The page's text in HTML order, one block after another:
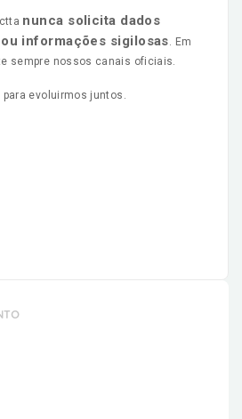
nunca solicita dados
informações sigilosas. Em
sempre nossos canais oficiais.
evoluirmos juntos.